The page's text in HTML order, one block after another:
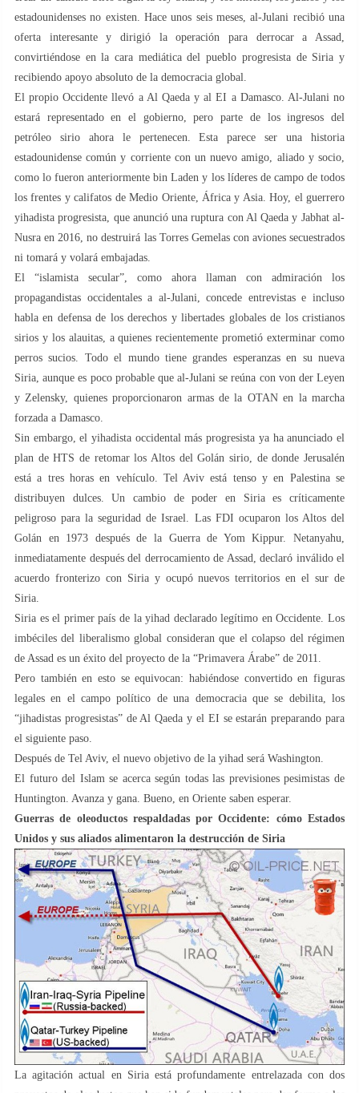
estadounidenses no existen. Hace unos seis meses, al-Julani recibió una
oferta interesante y dirigió la operación para derrocar a Assad,
convirtiéndose en la cara mediática del pueblo progresista de Siria y
recibiendo apoyo absoluto de la democracia global.
El propio Occidente llevó a Al Qaeda y al EI a Damasco. Al-Julani no
estará representado en el gobierno, pero parte de los ingresos del
petróleo sirio ahora le pertenecen. Esta parece ser una historia
estadounidense común y corriente con un nuevo amigo, aliado y socio,
como lo fueron anteriormente bin Laden y los líderes de campo de todos
los frentes y califatos de Medio Oriente, África y Asia. Hoy, el guerrero
yihadista progresista, que anunció una ruptura con Al Qaeda y Jabhat al-
Nusra en 2016, no destruirá las Torres Gemelas con aviones secuestrados
ni tomará y volará embajadas.
El “islamista secular”, como ahora llaman con admiración los
propagandistas occidentales a al-Julani, concede entrevistas e incluso
habla en defensa de los derechos y libertades globales de los cristianos
sirios y los alauitas, a quienes recientemente prometió exterminar como
perros sucios. Todo el mundo tiene grandes esperanzas en su nueva
Siria, aunque es poco probable que al-Julani se reúna con von der Leyen
y Zelensky, quienes proporcionaron armas de la OTAN en la marcha
forzada a Damasco.
Sin embargo, el yihadista occidental más progresista ya ha anunciado el
plan de HTS de retomar los Altos del Golán sirio, de donde Jerusalén
está a tres horas en vehículo. Tel Aviv está tenso y en Palestina se
distribuyen dulces. Un cambio de poder en Siria es críticamente
peligroso para la seguridad de Israel. Las FDI ocuparon los Altos del
Golán en 1973 después de la Guerra de Yom Kippur. Netanyahu,
inmediatamente después del derrocamiento de Assad, declaró inválido el
acuerdo fronterizo con Siria y ocupó nuevos territorios en el sur de
Siria.
Siria es el primer país de la yihad declarado legítimo en Occidente. Los
imbéciles del liberalismo global consideran que el colapso del régimen
de Assad es un éxito del proyecto de la “Primavera Árabe” de 2011.
Pero también en esto se equivocan: habiéndose convertido en figuras
legales en el campo político de una democracia que se debilita, los
“jihadistas progresistas” de Al Qaeda y el EI se estarán preparando para
el siguiente paso.
Después de Tel Aviv, el nuevo objetivo de la yihad será Washington.
El futuro del Islam se acerca según todas las previsiones pesimistas de
Huntington. Avanza y gana. Bueno, en Oriente saben esperar.
Guerras de oleoductos respaldadas por Occidente: cómo Estados
Unidos y sus aliados alimentaron la destrucción de Siria
La agitación actual en Siria está profundamente entrelazada con dos